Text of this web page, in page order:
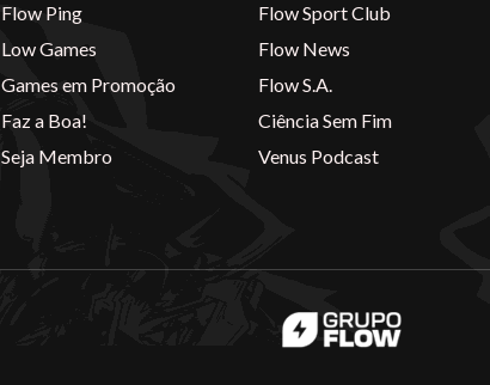
Flow Ping
Low Games
Games em Promoção
Faz a Boa!
Seja Membro
Flow Sport Club
Flow News
Flow S.A.
Ciência Sem Fim
Venus Podcast